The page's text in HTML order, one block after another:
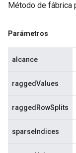
Método de fábrica
Parámetros
alcance
raggedValues
raggedRowSplits
sparseIndices